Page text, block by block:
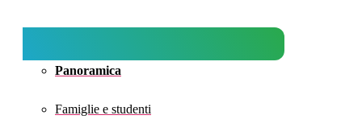
Panoramica
Famiglie e studenti